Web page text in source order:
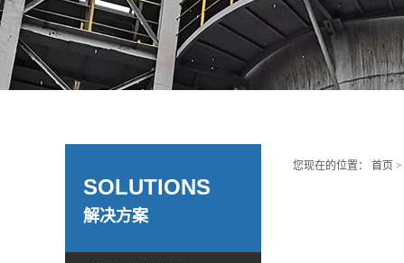
解决方案
SOLUTIONS
您现在的位置： 首页 >